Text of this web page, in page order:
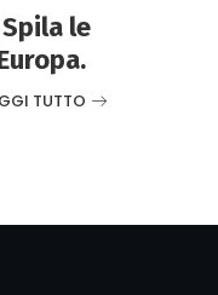
Spila le
TUTTO